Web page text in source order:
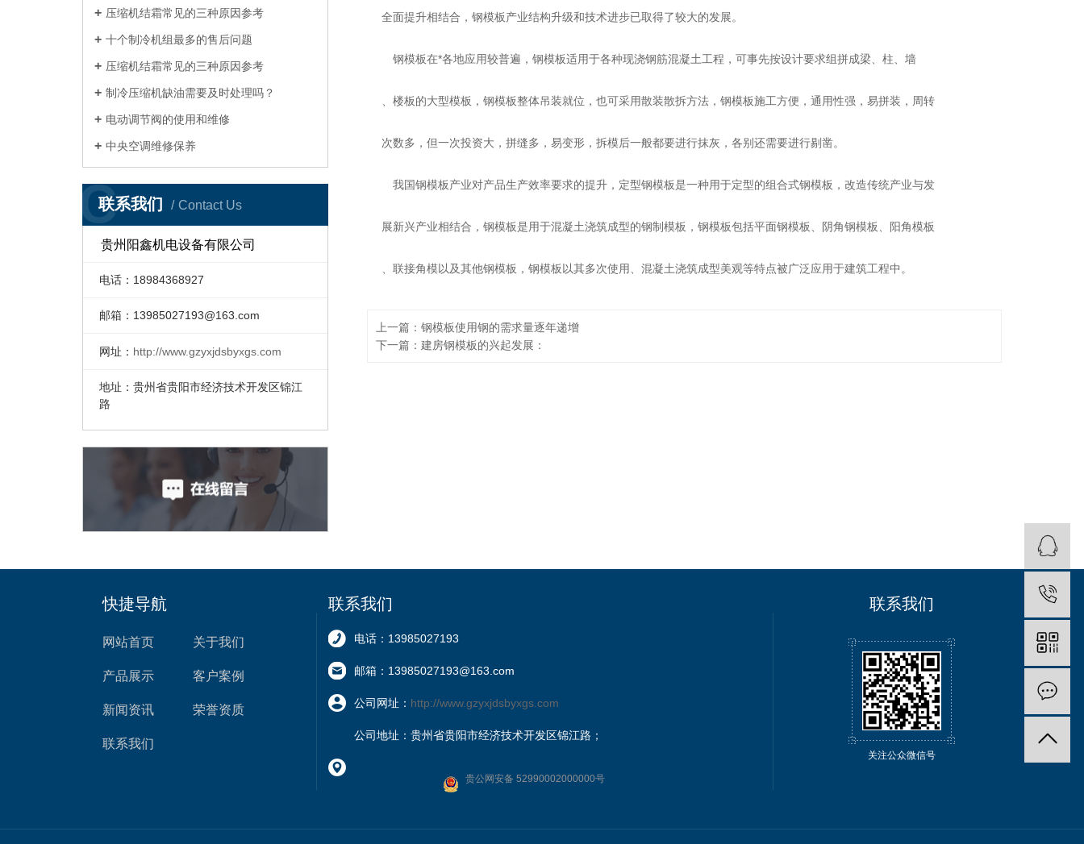
压缩机结霜常见的三种原因参考
十个制冷机组最多的售后问题
压缩机结霜常见的三种原因参考
制冷压缩机缺油需要及时处理吗？
电动调节阀的使用和维修
中央空调维修保养
联系我们 Contact Us
C
贵州阳鑫机电设备有限公司
电话：18984368927
邮箱： 13985027193@163.com
网址： http://www.gzyxjdsbyxgs.com
地址：贵州省贵阳市经济技术开发区锦江
路
全面提升相结合，钢模板产业结构升级和技术进步已取得了较大的发展。
钢模板在*各地应用较普遍，钢模板适用于各种现浇钢筋混凝土工程，可事先按设计要求组拼成梁、柱、墙
、楼板的大型模板，钢模板整体吊装就位，也可采用散装散拆方法，钢模板施工方便，通用性强，易拼装，周转
次数多，但一次投资大，拼缝多，易变形，拆模后一般都要进行抹灰，各别还需要进行剔凿。
我国钢模板产业对产品生产效率要求的提升，定型钢模板是一种用于定型的组合式钢模板，改造传统产业与发
展新兴产业相结合，钢模板是用于混凝土浇筑成型的钢制模板，钢模板包括平面钢模板、阴角钢模板、阳角模板
、联接角模以及其他钢模板，钢模板以其多次使用、混凝土浇筑成型美观等特点被广泛应用于建筑工程中。
上一篇：钢模板使用钢的需求量逐年递增
下一篇：建房钢模板的兴起发展：
快捷导航
网站首页 关于我们
产品展示 客户案例
新闻资讯 荣誉资质
联系我们
联系我们
电话：13985027193
邮箱：13985027193@163.com
公司网址： http://www.gzyxjdsbyxgs.com
公司地址：贵州省贵阳市经济技术开发区锦江路；
贵公网安备 52990002000000号
联系我们
关注公众微信号